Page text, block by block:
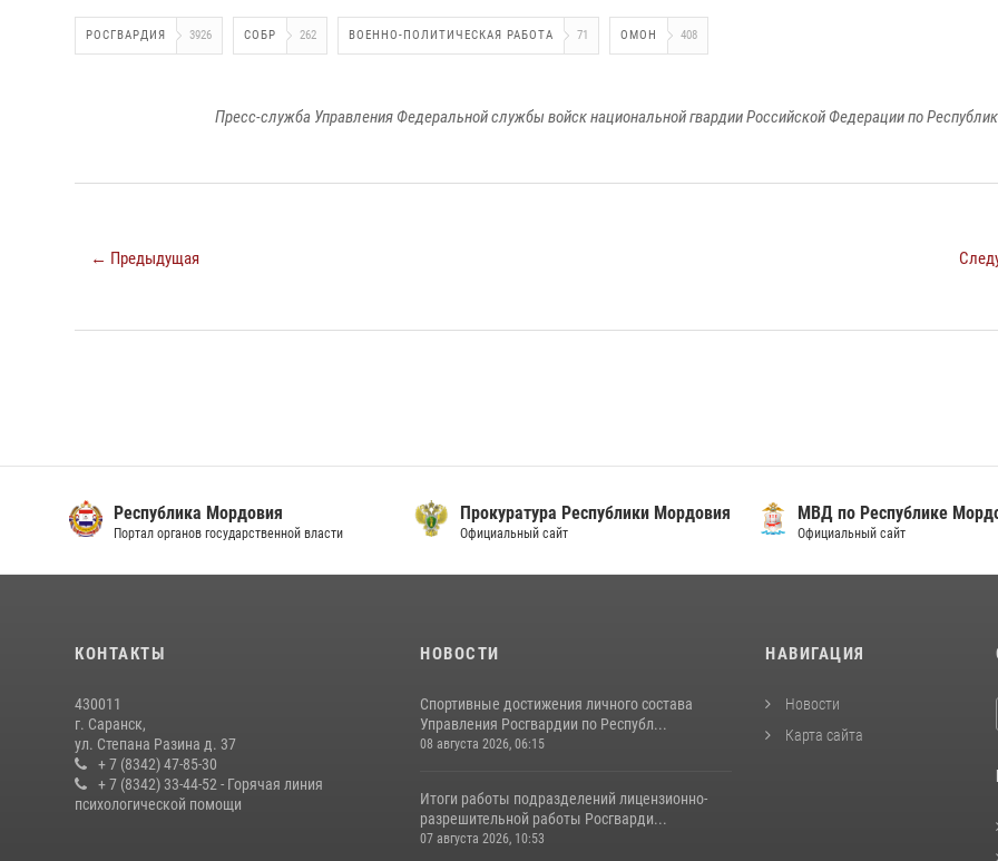
РОСГВАРДИЯ 3926 СОБР 262 ВОЕННО-ПОЛИТИЧЕСКАЯ РАБОТА 71 ОМОН 408
Пресс-служба Управления Федеральной службы войск национальной гвардии Российской Федерации по
← Предыдущая
Республика Мордовия
Портал органов государственной власти
Прокуратура Республики Мордовия
Официальный сайт
МВД по Республике
Официальный сайт
КОНТАКТЫ
430011
г. Саранск,
ул. Степана Разина д. 37
+ 7 (8342) 47-85-30
+ 7 (8342) 33-44-52 - Горячая линия
психологической помощи
НОВОСТИ
Спортивные достижения личного состава
Управления Росгвардии по Республ...
08 августа 2026, 06:15
Итоги работы подразделений лицензионно-
разрешительной работы Росгварди...
07 августа 2026, 10:53
НАВИГАЦИЯ
Новости
Карта сайта